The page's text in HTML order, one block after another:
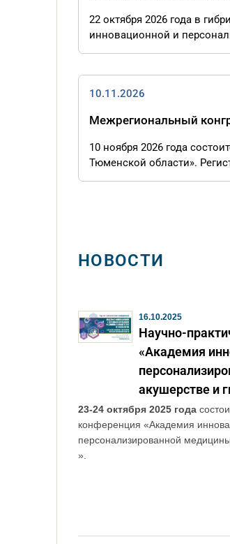
22 октября 2026 года в
инновационной и
10.11.2026
Межрегиональный
10 ноября 2026 года
Тюменской области».
НОВОСТИ
16.10.2025
Научно-
«Академия
акушерстве и
23-24 октября 2025 года
конференция «Академия
персонализированной
».